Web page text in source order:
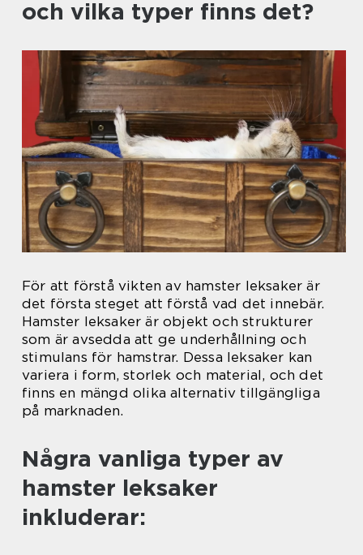
och vilka typer finns det?
För att förstå vikten av hamster leksaker är
det första steget att förstå vad det innebär.
Hamster leksaker är objekt och strukturer
som är avsedda att ge underhållning och
stimulans för hamstrar. Dessa leksaker kan
variera i form, storlek och material, och det
finns en mängd olika alternativ tillgängliga
på marknaden.
Några vanliga typer av
hamster leksaker
inkluderar: